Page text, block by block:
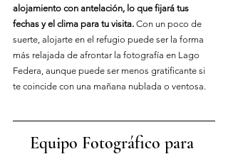
alojamiento con antelación, lo que fijará tus
fechas y el clima para tu visita. Con un poco de
suerte, alojarte en el refugio puede ser la forma
más relajada de afrontar la fotografía en Lago
Federa, aunque puede ser menos gratificante si
te coincide con una mañana nublada o ventosa.
Equipo Fotográfico para